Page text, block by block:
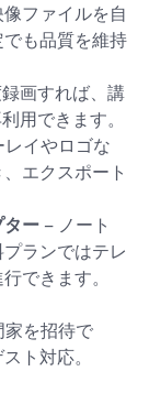
ファイルを自
も品質を維持
録画すれば、講
用できます。
レイやロゴな
エクスポート
ター – ノート
ランではテレ
できます。
家を招待で
ト対応。